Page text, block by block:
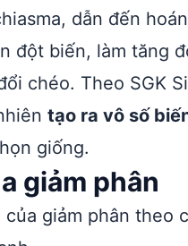
dẫn đến
đột biến, làm tăng
chéo. Theo SGK
tạo ra vô số
giống.
giảm phân
giảm phân theo